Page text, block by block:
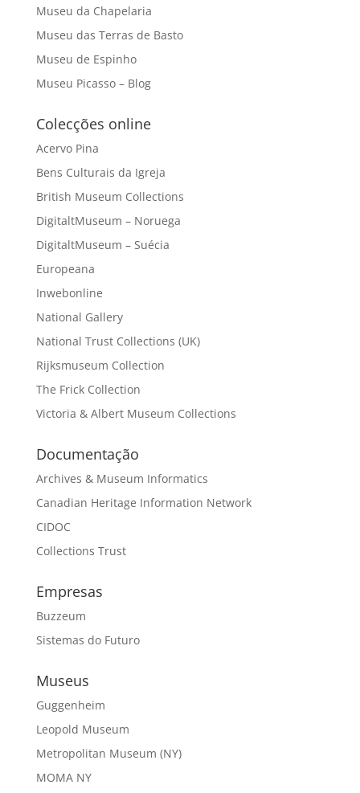
Museu da Chapelaria
Museu das Terras de Basto
Museu de Espinho
Museu Picasso – Blog
Colecções online
Acervo Pina
Bens Culturais da Igreja
British Museum Collections
DigitaltMuseum – Noruega
DigitaltMuseum – Suécia
Europeana
Inwebonline
National Gallery
National Trust Collections (UK)
Rijksmuseum Collection
The Frick Collection
Victoria & Albert Museum Collections
Documentação
Archives & Museum Informatics
Canadian Heritage Information Network
CIDOC
Collections Trust
Empresas
Buzzeum
Sistemas do Futuro
Museus
Guggenheim
Leopold Museum
Metropolitan Museum (NY)
MOMA NY